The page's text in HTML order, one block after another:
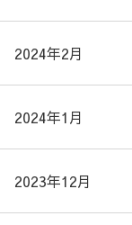
2024年2月
2024年1月
2023年12月